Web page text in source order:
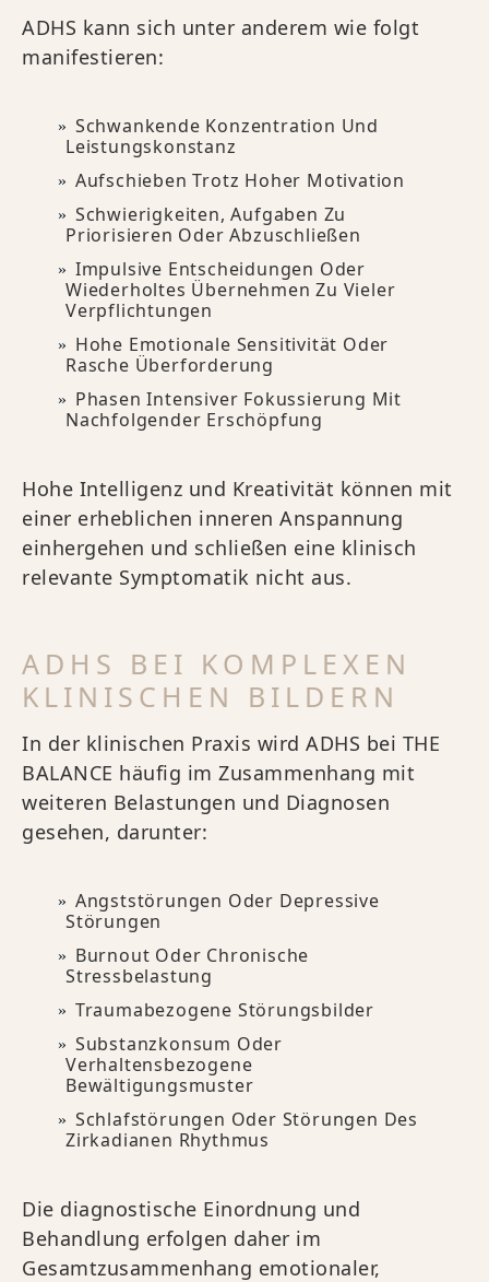
ADHS kann sich unter anderem wie folgt
manifestieren:
Schwankende Konzentration Und
Leistungskonstanz
Aufschieben Trotz Hoher Motivation
Schwierigkeiten, Aufgaben Zu
Priorisieren Oder Abzuschließen
Impulsive Entscheidungen Oder
Wiederholtes Übernehmen Zu Vieler
Verpflichtungen
Hohe Emotionale Sensitivität Oder
Rasche Überforderung
Phasen Intensiver Fokussierung Mit
Nachfolgender Erschöpfung
Hohe Intelligenz und Kreativität können mit
einer erheblichen inneren Anspannung
einhergehen und schließen eine klinisch
relevante Symptomatik nicht aus.
ADHS BEI KOMPLEXEN
KLINISCHEN BILDERN
In der klinischen Praxis wird ADHS bei THE
BALANCE häufig im Zusammenhang mit
weiteren Belastungen und Diagnosen
gesehen, darunter:
Angststörungen Oder Depressive
Störungen
Burnout Oder Chronische
Stressbelastung
Traumabezogene Störungsbilder
Substanzkonsum Oder
Verhaltensbezogene
Bewältigungsmuster
Schlafstörungen Oder Störungen Des
Zirkadianen Rhythmus
Die diagnostische Einordnung und
Behandlung erfolgen daher im
Gesamtzusammenhang emotionaler,